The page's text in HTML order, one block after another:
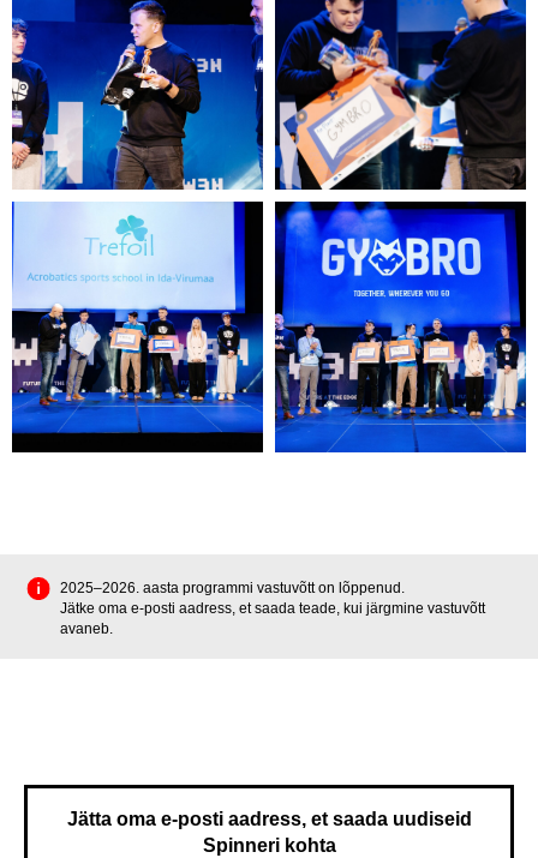
2025–2026. aasta programmi vastuvõtt on lõppenud.
Jätke oma e-posti aadress, et saada teade, kui järgmine vastuvõtt
avaneb.
Jätta oma e-posti aadress, et saada uudiseid
Spinneri kohta